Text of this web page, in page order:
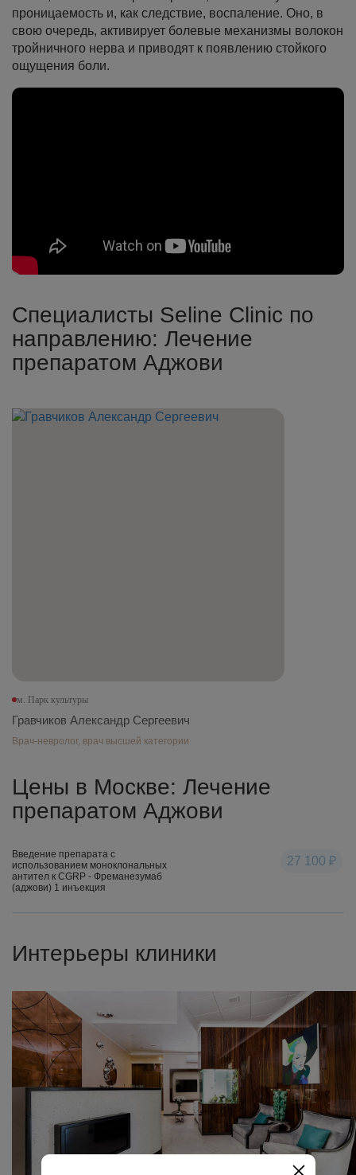
проницаемость и, как следствие, воспаление. Оно, в
свою очередь, активирует болевые механизмы волокон
тройничного нерва и приводят к появлению стойкого
ощущения боли.
Специалисты Seline Clinic по
направлению: Лечение
препаратом Аджови
м. Парк культуры
Гравчиков Александр Сергеевич
Врач-невролог, врач высшей категории
Цены в Москве: Лечение
препаратом Аджови
Введение препарата с
использованием моноклональных
антител к CGRP - Фреманезумаб
(аджови) 1 инъекция
27 100 ₽
Интерьеры клиники